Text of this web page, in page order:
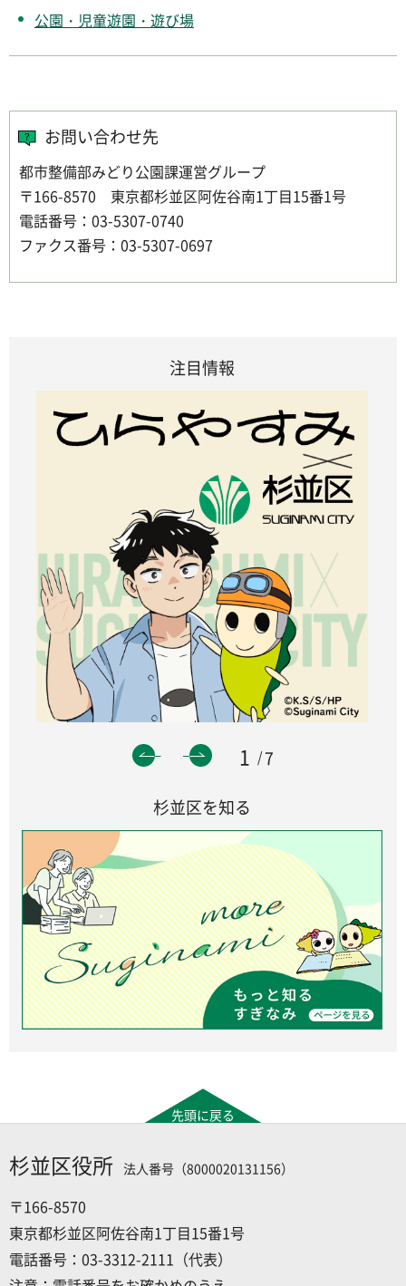
公園・児童遊園・遊び場
お問い合わせ先
都市整備部みどり公園課運営グループ
〒166-8570 東京都杉並区阿佐谷南1丁目15番1号
電話番号：03-5307-0740
ファクス番号：03-5307-0697
注目情報
1
7
杉並区を知る
先頭に戻る
杉並区役所 法人番号（8000020131156）
〒166-8570
東京都杉並区阿佐谷南1丁目15番1号
電話番号：03-3312-2111（代表）